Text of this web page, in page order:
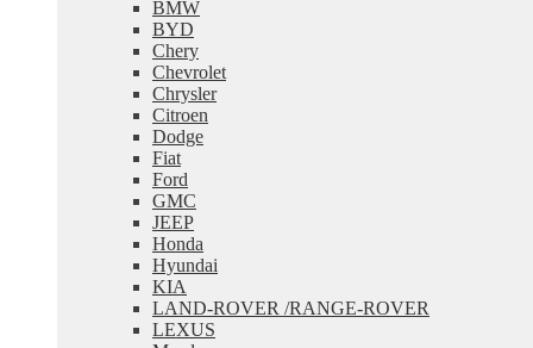
BMW
BYD
Chery
Chevrolet
Chrysler
Citroen
Dodge
Fiat
Ford
GMC
JEEP
Honda
Hyundai
KIA
LAND-ROVER /RANGE-ROVER
LEXUS